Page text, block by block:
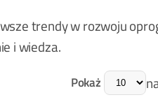
trendy w rozwoju
i wiedza.
Pokaż